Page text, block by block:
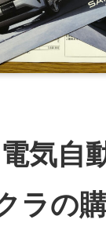
気自
ラの